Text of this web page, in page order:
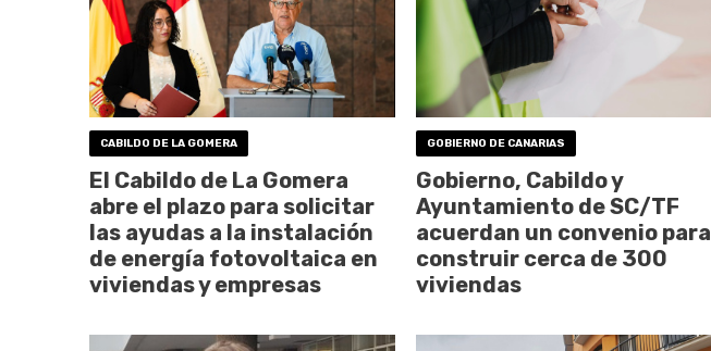
CABILDO DE LA GOMERA
El Cabildo de La Gomera
abre el plazo para solicitar
las ayudas a la instalación
de energía fotovoltaica en
viviendas y empresas
GOBIERNO DE CANARIAS
Gobierno, Cabildo y
Ayuntamiento de SC/TF
acuerdan un convenio para
construir cerca de 300
viviendas